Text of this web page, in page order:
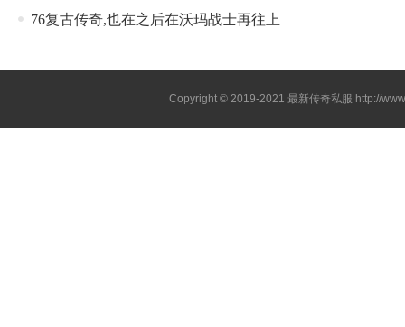
76复古传奇,也在之后在沃玛战士再往上
Copyright © 2019-2021最新传奇私服 http://